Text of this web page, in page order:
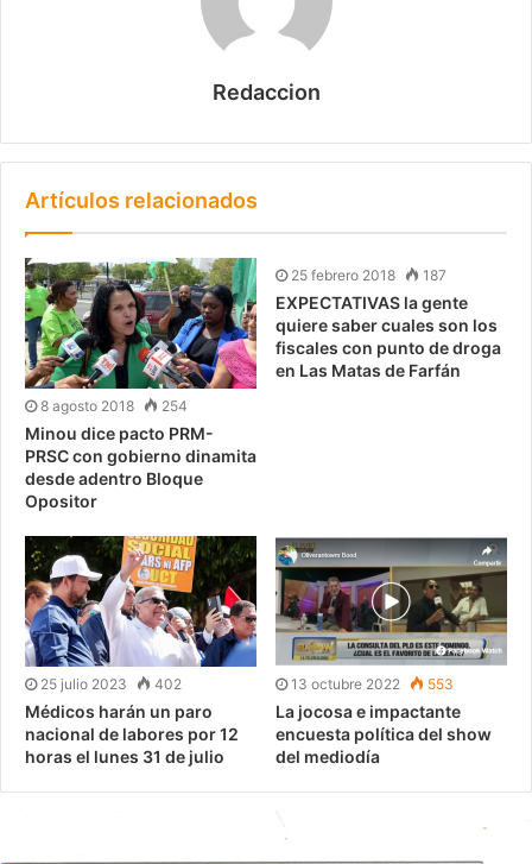
Redaccion
Artículos relacionados
8 agosto 2018 254
Minou dice pacto PRM-
PRSC con gobierno dinamita
desde adentro Bloque
Opositor
25 febrero 2018 187
EXPECTATIVAS la gente
quiere saber cuales son los
fiscales con punto de droga
en Las Matas de Farfán
25 julio 2023 402
Médicos harán un paro
nacional de labores por 12
horas el lunes 31 de julio
13 octubre 2022 553
La jocosa e impactante
encuesta política del show
del mediodía